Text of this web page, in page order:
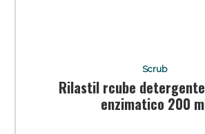
Scrub
Rilastil rcube
enzimatico 200